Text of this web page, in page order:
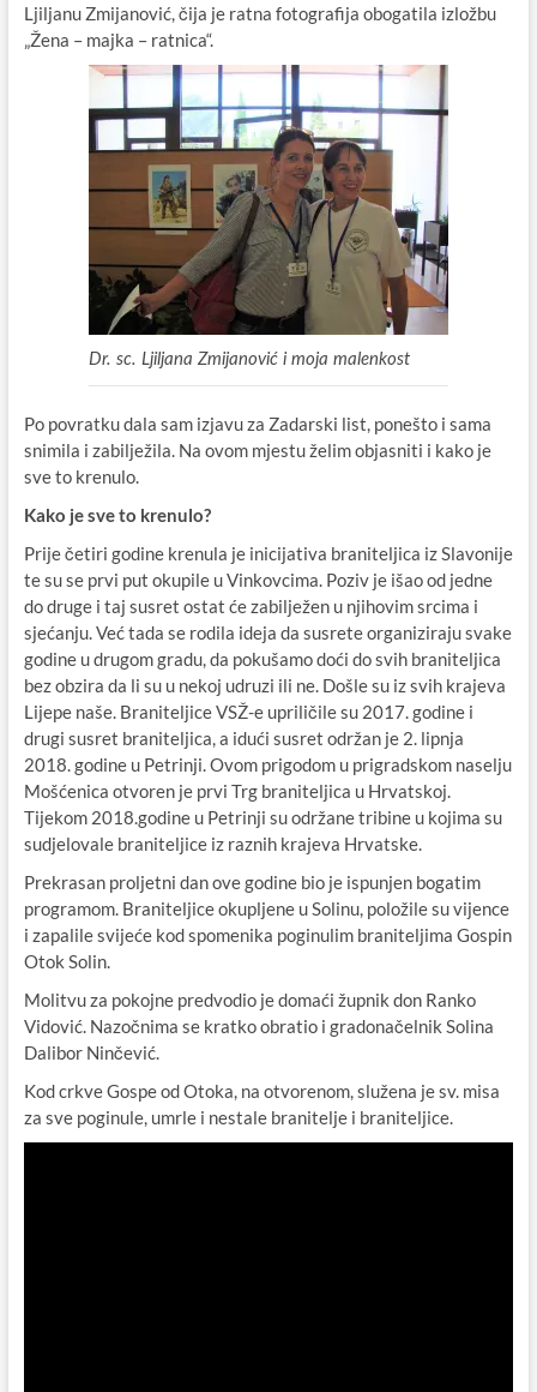
Ljiljanu Zmijanović, čija je ratna fotografija obogatila izložbu
„Žena – majka – ratnica“.
Dr. sc. Ljiljana Zmijanović i moja malenkost
Po povratku dala sam izjavu za Zadarski list, ponešto i sama
snimila i zabilježila. Na ovom mjestu želim objasniti i kako je
sve to krenulo.
Kako je sve to krenulo?
Prije četiri godine krenula je inicijativa braniteljica iz Slavonije
te su se prvi put okupile u Vinkovcima. Poziv je išao od jedne
do druge i taj susret ostat će zabilježen u njihovim srcima i
sjećanju. Već tada se rodila ideja da susrete organiziraju svake
godine u drugom gradu, da pokušamo doći do svih braniteljica
bez obzira da li su u nekoj udruzi ili ne. Došle su iz svih krajeva
Lijepe naše. Braniteljice VSŽ-e upriličile su 2017. godine i
drugi susret braniteljica, a idući susret održan je 2. lipnja
2018. godine u Petrinji. Ovom prigodom u prigradskom naselju
Mošćenica otvoren je prvi Trg braniteljica u Hrvatskoj.
Tijekom 2018.godine u Petrinji su održane tribine u kojima su
sudjelovale braniteljice iz raznih krajeva Hrvatske.
Prekrasan proljetni dan ove godine bio je ispunjen bogatim
programom. Braniteljice okupljene u Solinu, položile su vijence
i zapalile svijeće kod spomenika poginulim braniteljima Gospin
Otok Solin.
Molitvu za pokojne predvodio je domaći župnik don Ranko
Vidović. Nazočnima se kratko obratio i gradonačelnik Solina
Dalibor Ninčević.
Kod crkve Gospe od Otoka, na otvorenom, služena je sv. misa
za sve poginule, umrle i nestale branitelje i braniteljice.